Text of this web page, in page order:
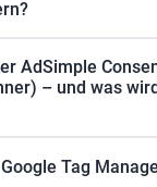
akzeptieren oder
können Sie
indem Sie
AdSimple
– und was
oderTag